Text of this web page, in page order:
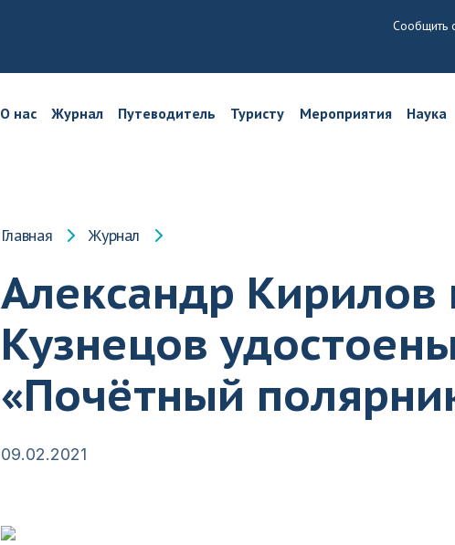
Сообщить
О нас Журнал Путеводитель Туристу Мероприятия Наука
Главная Журнал
Александр Кирилов
Кузнецов
«Почётный
09.02.2021